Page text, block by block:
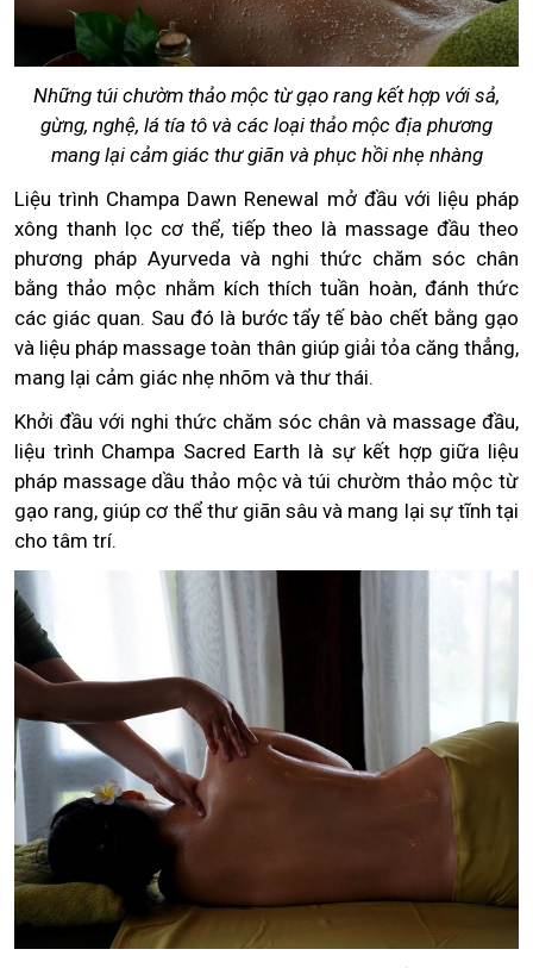
Những túi chườm thảo mộc từ gạo rang kết hợp với sả,
gừng, nghệ, lá tía tô và các loại thảo mộc địa phương
mang lại cảm giác thư giãn và phục hồi nhẹ nhàng
Liệu trình Champa Dawn Renewal mở đầu với liệu pháp
xông thanh lọc cơ thể, tiếp theo là massage đầu theo
phương pháp Ayurveda và nghi thức chăm sóc chân
bằng thảo mộc nhằm kích thích tuần hoàn, đánh thức
các giác quan. Sau đó là bước tẩy tế bào chết bằng gạo
và liệu pháp massage toàn thân giúp giải tỏa căng thẳng,
mang lại cảm giác nhẹ nhõm và thư thái.
Khởi đầu với nghi thức chăm sóc chân và massage đầu,
liệu trình Champa Sacred Earth là sự kết hợp giữa liệu
pháp massage dầu thảo mộc và túi chườm thảo mộc từ
gạo rang, giúp cơ thể thư giãn sâu và mang lại sự tĩnh tại
cho tâm trí.